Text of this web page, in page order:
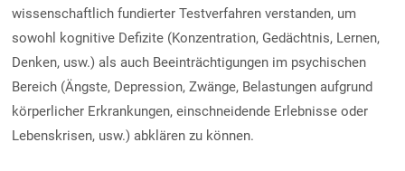
wissenschaftlich fundierter Testverfahren verstanden, um
sowohl kognitive Defizite (Konzentration, Gedächtnis, Lernen,
Denken, usw.) als auch Beeinträchtigungen im psychischen
Bereich (Ängste, Depression, Zwänge, Belastungen aufgrund
körperlicher Erkrankungen, einschneidende Erlebnisse oder
Lebenskrisen, usw.) abklären zu können.